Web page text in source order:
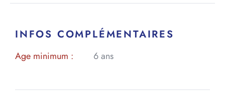
INFOS COMPLÉMENTAIRES
Age minimum : 6 ans